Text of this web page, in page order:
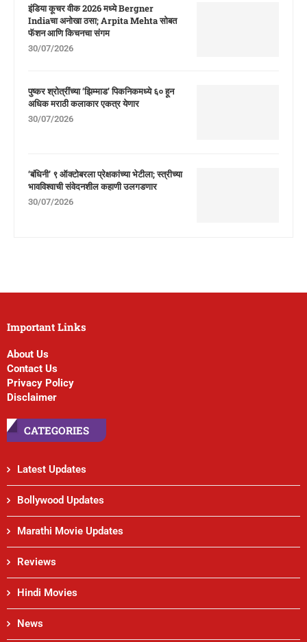
इंडिया कूचर वीक 2026 मध्ये Bergner
Indiaचा अनोखा ठसा; Arpita Mehta सोबत
फॅशन आणि किचनचा संगम
30/07/2026
पुष्कर श्रोत्रींच्या ‘झिम्माड’ पिकनिकमध्ये ६० हून
अधिक मराठी कलाकार एकत्र येणार
30/07/2026
‘बंधिनी’ ९ ऑक्टोबरला प्रेक्षकांच्या भेटीला; स्त्रीच्या
भावविश्वाची संवेदनशील कहाणी उलगडणार
30/07/2026
Important Links
About Us
Contact Us
Privacy Policy
Disclaimer
CATEGORIES
Latest Updates
Bollywood Updates
Marathi Movie Updates
Reviews
Hindi Movies
News